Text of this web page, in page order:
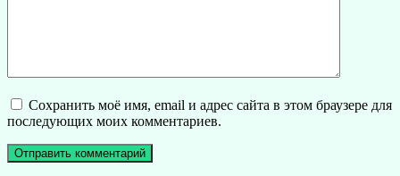
Сохранить моё имя, email и адрес сайта в этом браузере для
последующих моих комментариев.